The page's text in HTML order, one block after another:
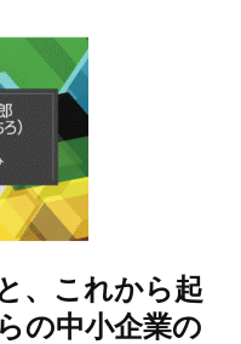
、これから起
の中小企業の